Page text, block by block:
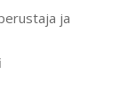
ja